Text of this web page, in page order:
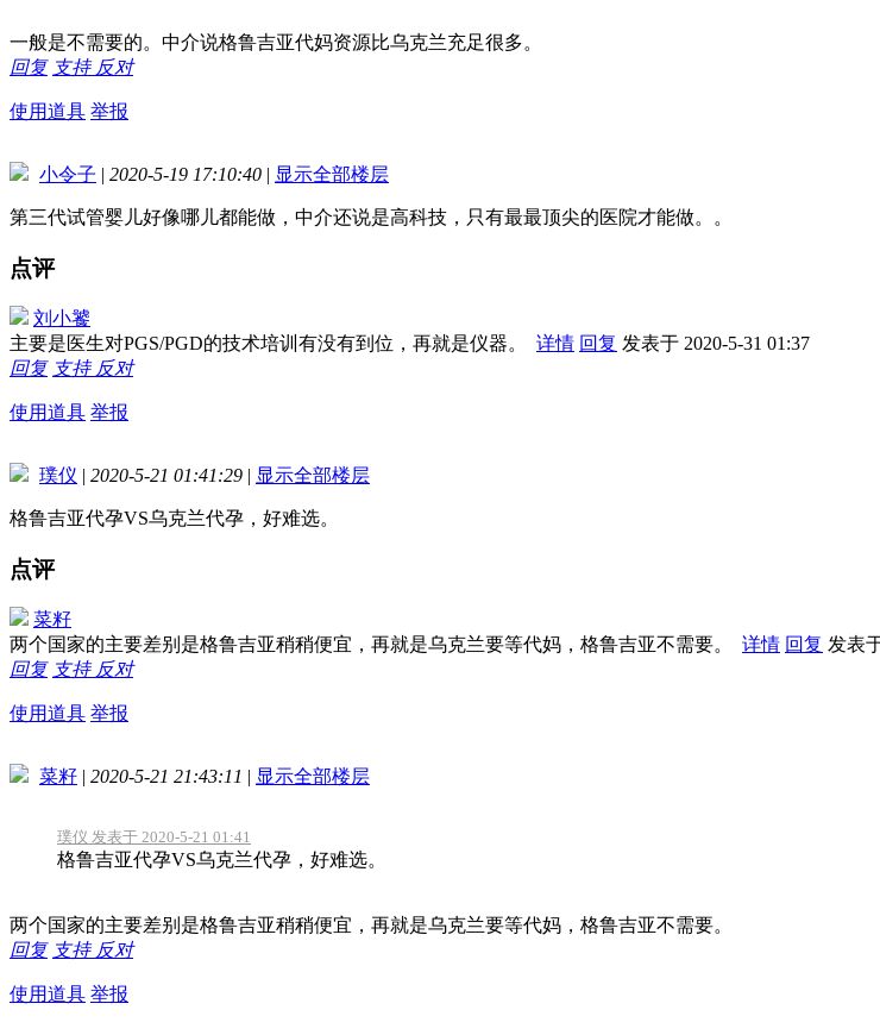
一般是不需要的。中介说格鲁吉亚代妈资源比乌克兰充足很多。
回复 支持 反对
使用道具 举报
小令子 | 2020-5-19 17:10:40 | 显示全部楼层
第三代试管婴儿好像哪儿都能做，中介还说是高科技，只有最最顶尖的医院才能做。。
点评
刘小饕
主要是医生对PGS/PGD的技术培训有没有到位，再就是仪器。 详情 回复 发表于 2020-5-31 01:37
回复 支持 反对
使用道具 举报
璞仪 | 2020-5-21 01:41:29 | 显示全部楼层
格鲁吉亚代孕VS乌克兰代孕，好难选。
点评
菜籽
两个国家的主要差别是格鲁吉亚稍稍便宜，再就是乌克兰要等代妈，格鲁吉亚不需要。 详情 回复 发表
回复 支持 反对
使用道具 举报
菜籽 | 2020-5-21 21:43:11 | 显示全部楼层
璞仪 发表于 2020-5-21 01:41
格鲁吉亚代孕VS乌克兰代孕，好难选。
两个国家的主要差别是格鲁吉亚稍稍便宜，再就是乌克兰要等代妈，格鲁吉亚不需要。
回复 支持 反对
使用道具 举报